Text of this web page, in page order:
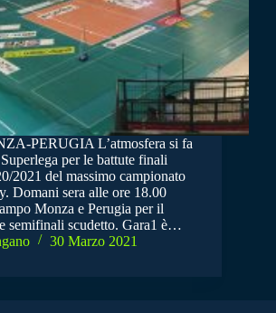
PERUGIA L’atmosfera si fa
per le battute finali
2021 del massimo campionato
Domani sera alle ore 18.00
Monza e Perugia per il
semifinali scudetto. Gara1 è…
30 Marzo 2021